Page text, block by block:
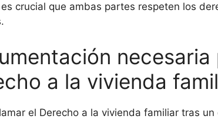
crucial que ambas partes respeten los
necesaria
a la vivienda
el Derecho a la vivienda familiar tras